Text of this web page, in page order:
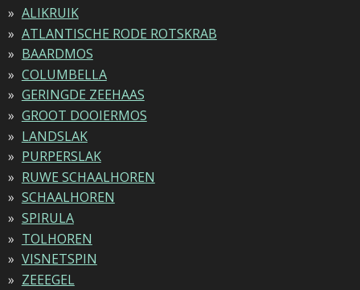
ALIKRUIK
ATLANTISCHE RODE ROTSKRAB
BAARDMOS
COLUMBELLA
GERINGDE ZEEHAAS
GROOT DOOIERMOS
LANDSLAK
PURPERSLAK
RUWE SCHAALHOREN
SCHAALHOREN
SPIRULA
TOLHOREN
VISNETSPIN
ZEEEGEL